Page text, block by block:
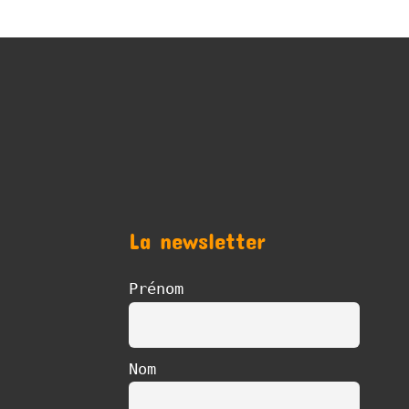
La newsletter
Prénom
Nom